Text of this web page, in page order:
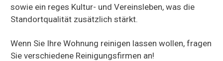
sowie ein reges Kultur- und Vereinsleben, was die
Standortqualität zusätzlich stärkt.
Wenn Sie Ihre Wohnung reinigen lassen wollen, fragen
Sie verschiedene Reinigungsfirmen an!